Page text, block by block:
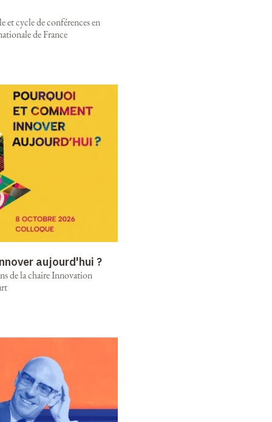
et cycle de conférences en
de France
aujourd'hui ?
de la chaire Innovation